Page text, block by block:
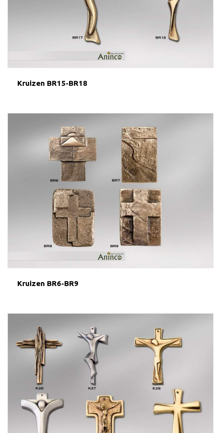
Kruizen BR15-BR18
Kruizen BR6-BR9